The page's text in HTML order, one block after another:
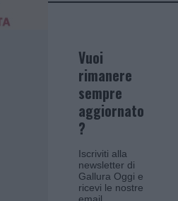
Vuoi
rimanere
sempre
aggiornato
?
Iscriviti alla
newsletter di
Gallura Oggi e
ricevi le nostre